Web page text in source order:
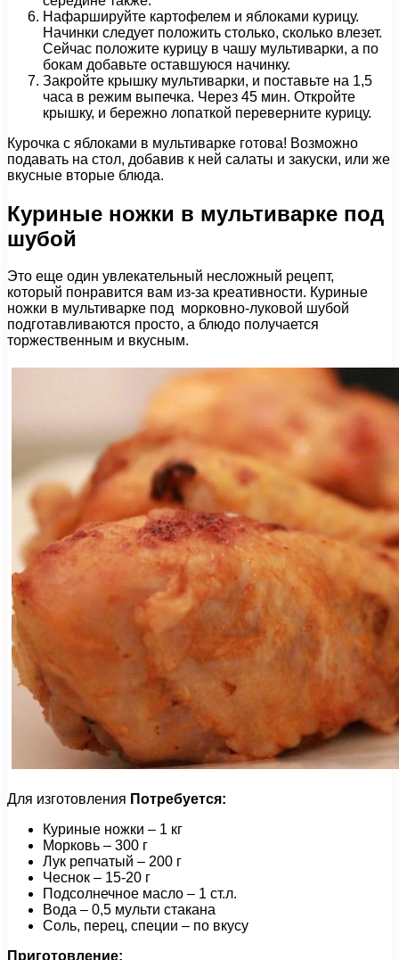
Нафаршируйте картофелем и яблоками курицу.
Начинки следует положить столько, сколько влезет.
Сейчас положите курицу в чашу мультиварки, а по
бокам добавьте оставшуюся начинку.
Закройте крышку мультиварки, и поставьте на 1,5
часа в режим выпечка. Через 45 мин. Откройте
крышку, и бережно лопаткой переверните курицу.
Курочка с яблоками в мультиварке готова! Возможно
подавать на стол, добавив к ней салаты и закуски, или же
вкусные вторые блюда.
Куриные ножки в мультиварке под
шубой
Это еще один увлекательный несложный рецепт,
который понравится вам из-за креативности. Куриные
ножки в мультиварке под морковно-луковой шубой
подготавливаются просто, а блюдо получается
торжественным и вкусным.
Для изготовления Потребуется:
Куриные ножки – 1 кг
Морковь – 300 г
Лук репчатый – 200 г
Чеснок – 15-20 г
Подсолнечное масло – 1 ст.л.
Вода – 0,5 мульти стакана
Соль, перец, специи – по вкусу
Приготовление: